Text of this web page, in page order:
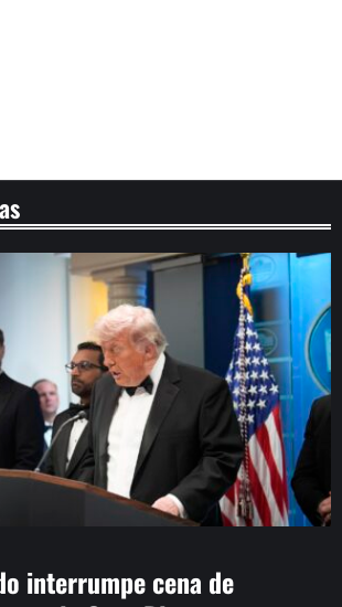
interrumpe cena de